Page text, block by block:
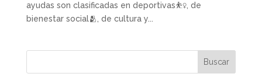
ayudas son clasificadas en deportivas⛹️‍♀️, de
bienestar social🫂, de cultura y...
Buscar